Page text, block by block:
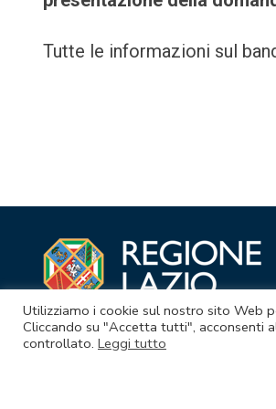
Tutte le informazioni sul
Utilizziamo i cookie sul nostro sito Web
Cliccando su "Accetta tutti", acconsenti
controllato. Leggi tutto